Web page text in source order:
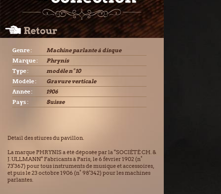
Genre :
Machine parlante à disque
Marque :
Phrynis
Type :
modèle n° 10
Modèle :
Gravure verticale
Année :
1906
Pays :
Suisse
Détail des stiures du pavillon.
La marque PHRYNIS a été déposée par la "SOCIÉTÉ CH. &
J. ULLMANN" Fabricants à Paris, le 6 février 1902 (n°
73'367) pour tous instruments de musique et accessoires,
et puis le 23 octobre 1906 (n° 98'342) pour les machines
parlantes.